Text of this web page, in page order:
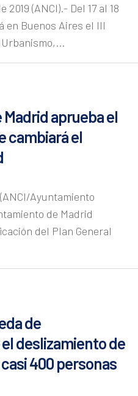
(ANCI).- Del 17 al 18
en Buenos Aires el III
aprueba el
cambiará el
Ayuntamiento
de Madrid
del Plan General
de
deslizamiento de
400 personas